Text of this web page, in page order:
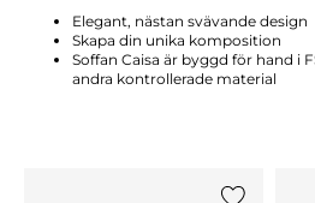
Elegant, nästan svävande design
Skapa din unika komposition
Soffan Caisa är byggd för hand i
andra kontrollerade material